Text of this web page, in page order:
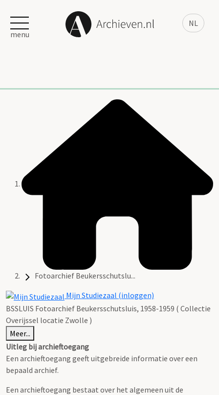
NL
menu
Fotoarchief Beukersschutslu...
Mijn Studiezaal (inloggen)
BSSLUIS Fotoarchief Beukersschutsluis, 1958-1959 ( Collectie
Overijssel locatie Zwolle )
Meer...
Uitleg bij archieftoegang
Een archieftoegang geeft uitgebreide informatie over een
bepaald archief.
Een archieftoegang bestaat over het algemeen uit de